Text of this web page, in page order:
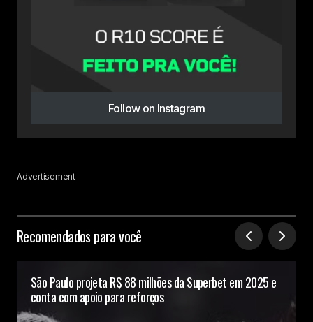
Follow on Instagram
Advertisement
Recomendados para você
São Paulo projeta R$ 88 milhões da Superbet em 2025 e
conta com apoio para reforços